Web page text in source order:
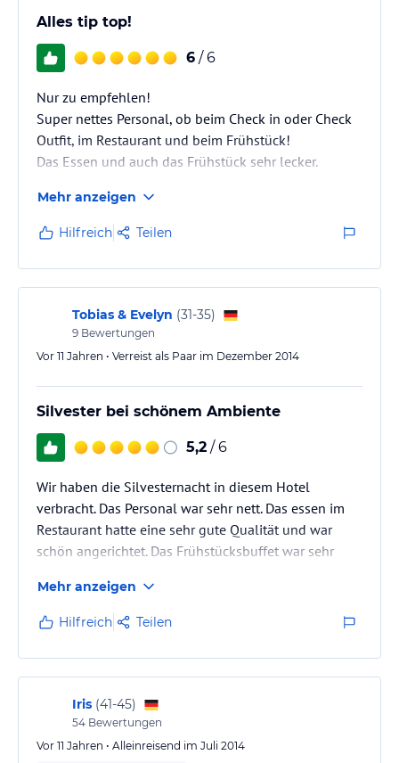
Alles tip top!
6 / 6
Nur zu empfehlen!
Super nettes Personal, ob beim Check in oder Check
Outfit, im Restaurant und beim Frühstück!
Das Essen und auch das Frühstück sehr lecker.
Wir kommen gerne wieder und können es nur
empfehlen!
Mehr anzeigen
Hilfreich Teilen
Tobias & Evelyn (31-35)
9 Bewertungen
Vor 11 Jahren • Verreist als Paar im Dezember 2014
Silvester bei schönem Ambiente
5,2 / 6
Wir haben die Silvesternacht in diesem Hotel
verbracht. Das Personal war sehr nett. Das essen im
Restaurant hatte eine sehr gute Qualität und war
schön angerichtet. Das Frühstücksbuffet war sehr
verliefen reibungslos.
Kurz und knapp das Hotel ist zu empfehlen und wir
würden wieder kommen.
Mehr anzeigen
Hilfreich Teilen
Iris (41-45)
54 Bewertungen
Vor 11 Jahren • Alleinreisend im Juli 2014